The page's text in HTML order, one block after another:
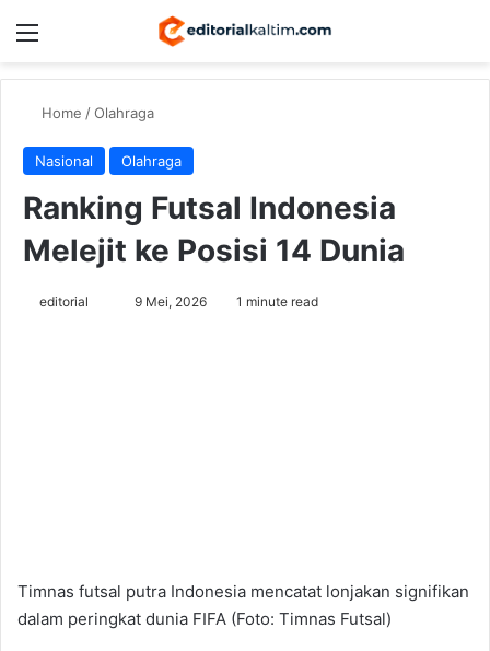
Menu
Home /Olahraga
Nasional Olahraga
Ranking Futsal Indonesia
Melejit ke Posisi 14 Dunia
editorial
Send9 Mei, 2026 1 minute read
Timnas futsal putra Indonesia mencatat lonjakan signifikan
dalam peringkat dunia FIFA (Foto: Timnas Futsal)